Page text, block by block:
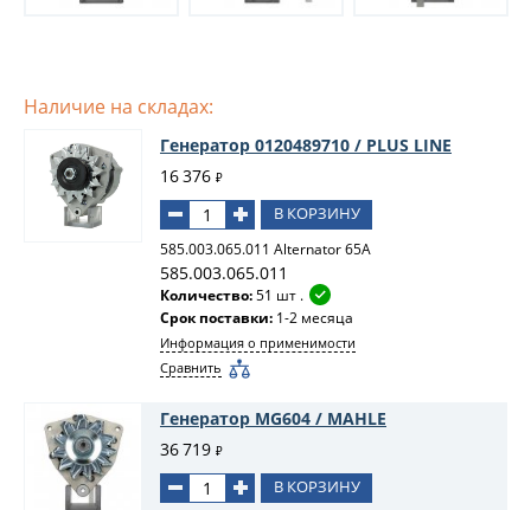
Наличие на складах:
Генератор 0120489710 / PLUS LINE
16 376 ₽
В КОРЗИНУ
585.003.065.011 Alternator 65A
585.003.065.011
Количество:51 шт .
Срок поставки: 1-2 месяца
Информация о применимости
Сравнить
Генератор MG604 / MAHLE
36 719 ₽
В КОРЗИНУ